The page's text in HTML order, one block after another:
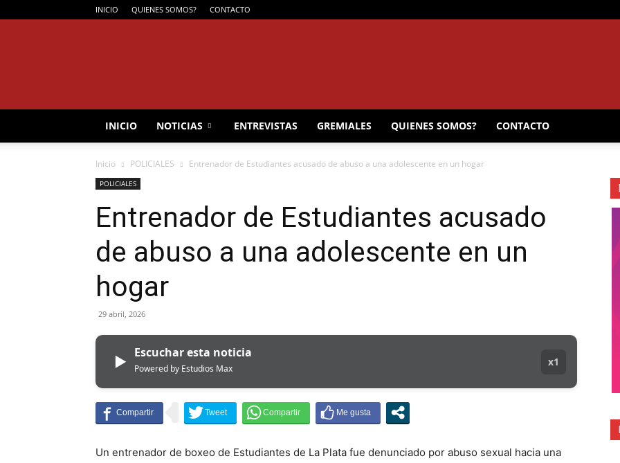
INICIO QUIENES SOMOS? CONTACTO
EL
INICIO NOTICIAS ENTREVISTAS GREMIALES QUIENES SOMOS? CONTACTO
Inicio POLICIALES Entrenador de Estudiantes acusado de abuso a una adolescente en un hogar
POLICIALES
Entrenador de Estudiantes acusado
de abuso a una adolescente en un
hogar
29 abril, 2026
▶ Escuchar esta noticia
Powered by Estudios Max
x1
Un entrenador de boxeo de Estudiantes de La Plata fue denunciado por abuso sexual hacia una